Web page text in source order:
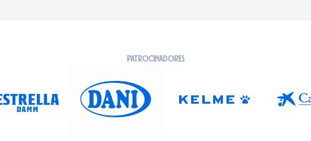
PATROCINADORES